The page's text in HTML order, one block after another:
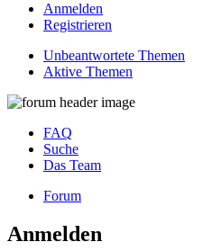
Anmelden
Registrieren
Unbeantwortete Themen
Aktive Themen
FAQ
Suche
Das Team
Forum
Anmelden